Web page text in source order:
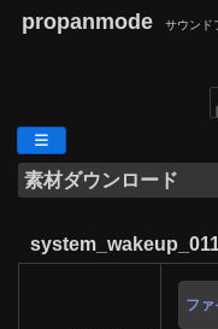
propanmode サウンド
素材ダウンロード
フ